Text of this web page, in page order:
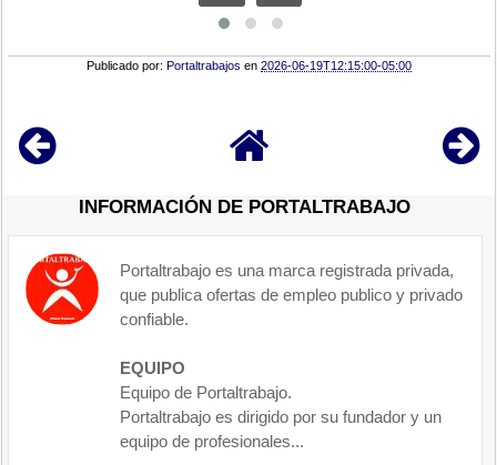
Publicado por:Portaltrabajos en2026-06-19T12:15:00-05:00
INFORMACIÓN DE PORTALTRABAJO
Portaltrabajo es una marca registrada privada,
que publica ofertas de empleo publico y privado
confiable.
EQUIPO
Equipo de Portaltrabajo.
Portaltrabajo es dirigido por su fundador y un
equipo de profesionales...